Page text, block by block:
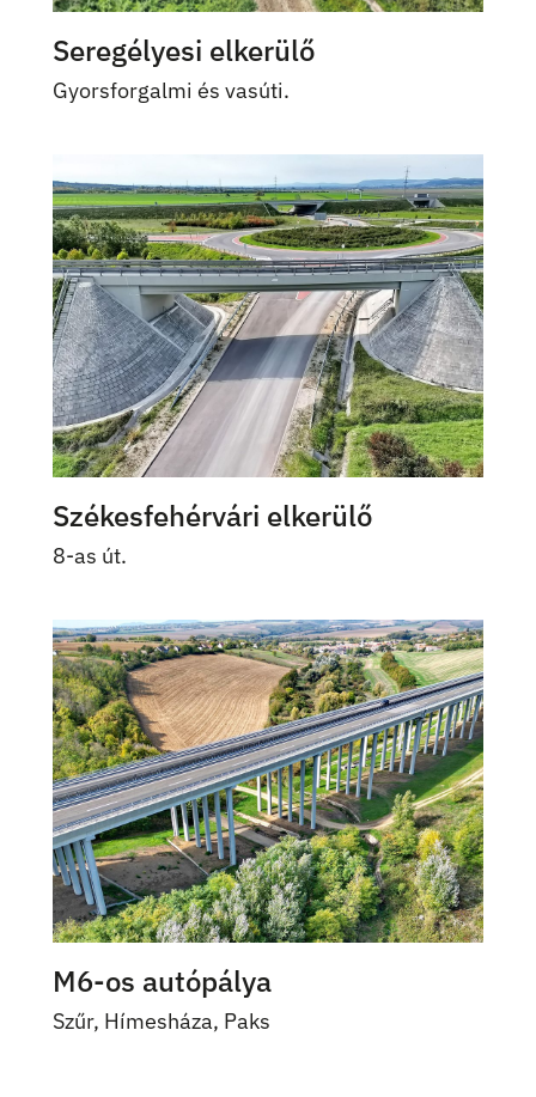
Seregélyesi elkerülő
Gyorsforgalmi és vasúti.
Székesfehérvári elkerülő
8-as út.
M6-os autópálya
Szűr, Hímesháza, Paks